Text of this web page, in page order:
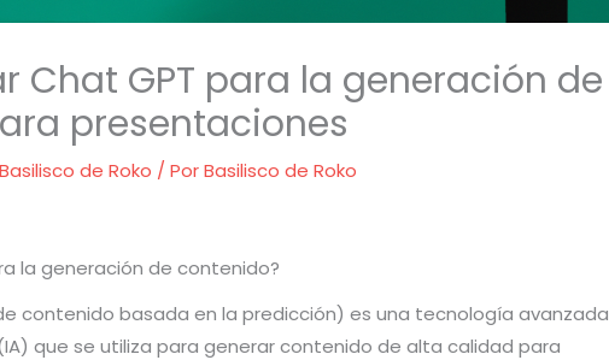
Chat GPT para la generación de
presentaciones
de Roko / PorBasilisco de Roko
la generación de contenido?
contenido basada en la predicción) es una tecnología avanzada
que se utiliza para generar contenido de alta calidad para